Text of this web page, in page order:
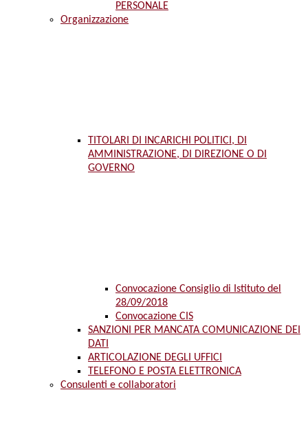
PERSONALE
Organizzazione
TITOLARI DI INCARICHI POLITICI, DI
AMMINISTRAZIONE, DI DIREZIONE O DI
GOVERNO
Convocazione Consiglio di Istituto del
28/09/2018
Convocazione CIS
SANZIONI PER MANCATA COMUNICAZIONE DEI
DATI
ARTICOLAZIONE DEGLI UFFICI
TELEFONO E POSTA ELETTRONICA
Consulenti e collaboratori